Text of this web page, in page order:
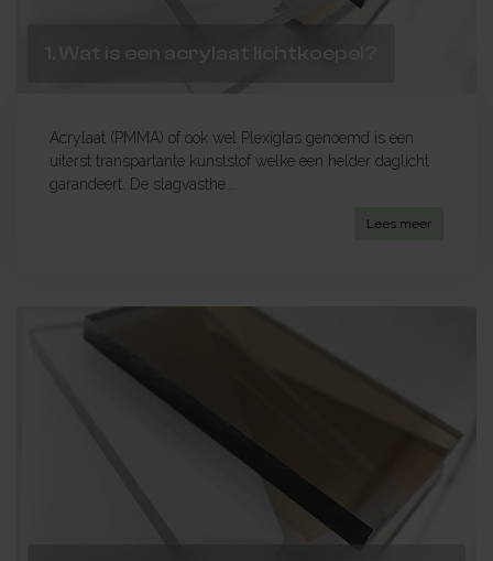
1. Wat is een acrylaat lichtkoepel?
Acrylaat (PMMA) of ook wel Plexiglas genoemd is een
uiterst transpartante kunststof welke een helder daglicht
garandeert. De slagvasthe...
Lees meer